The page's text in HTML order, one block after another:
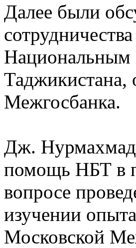
Далее были
Национальным
Таджикистана,
Межгосбанка.
Дж.
помощь НБТ в
вопросе
изучении
Московской